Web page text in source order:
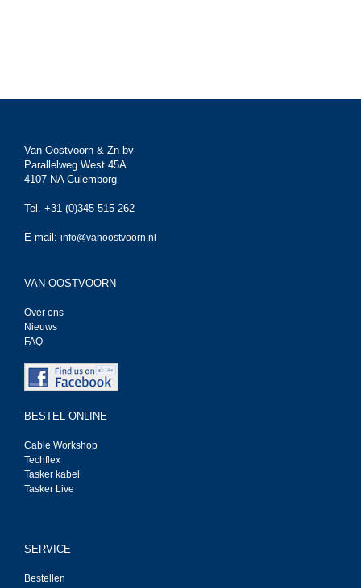
Van Oostvoorn & Zn bv
Parallelweg West 45A
4107 NA Culemborg
Tel. +31 (0)345 515 262
E-mail: info@vanoostvoorn.nl
VAN OOSTVOORN
Over ons
Nieuws
FAQ
BESTEL ONLINE
Cable Workshop
Techflex
Tasker kabel
Tasker Live
SERVICE
Bestellen